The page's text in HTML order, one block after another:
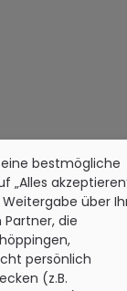
bestmögliche
„Alles
über
die
persönlich
(z.B.